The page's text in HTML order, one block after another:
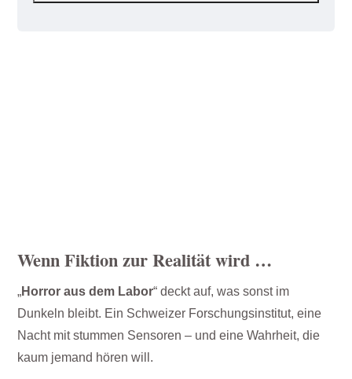
Wenn Fiktion zur Realität wird …
„Horror aus dem Labor“ deckt auf, was sonst im
Dunkeln bleibt. Ein Schweizer Forschungsinstitut, eine
Nacht mit stummen Sensoren – und eine Wahrheit, die
kaum jemand hören will.